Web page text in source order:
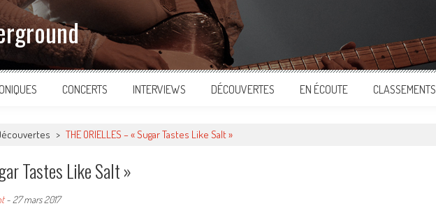
CONCERTS INTERVIEWS DÉCOUVERTES EN ÉCOUTE CLASSEMENTS
> THE ORIELLES – « Sugar Tastes Like Salt »
Tastes Like Salt »
- 27 mars 2017